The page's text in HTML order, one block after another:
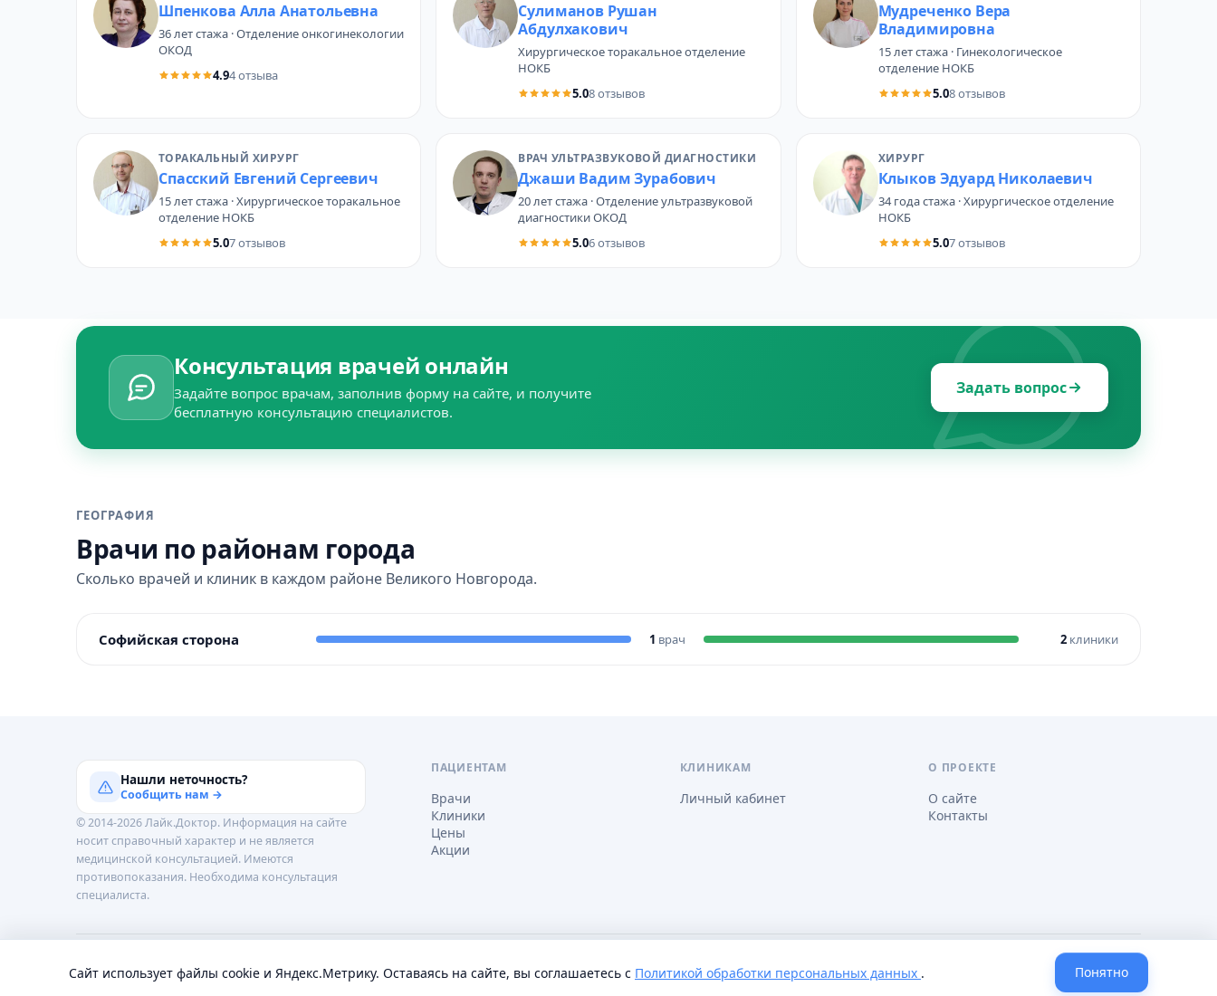
Шпенкова Алла Анатольевна
36 лет стажа · Отделение онкогинекологии
ОКОД
4.94 отзыва
Сулиманов Рушан
Абдулхакович
Хирургическое торакальное отделение
НОКБ
5.08 отзывов
Мудреченко Вера
Владимировна
15 лет стажа · Гинекологическое
отделение НОКБ
5.08 отзывов
ТОРАКАЛЬНЫЙ ХИРУРГ
Спасский Евгений Сергеевич
15 лет стажа · Хирургическое торакальное
отделение НОКБ
5.07 отзывов
ВРАЧ УЛЬТРАЗВУКОВОЙ ДИАГНОСТИКИ
Джаши Вадим Зурабович
20 лет стажа · Отделение ультразвуковой
диагностики ОКОД
5.06 отзывов
ХИРУРГ
Клыков Эдуард Николаевич
34 года стажа · Хирургическое отделение
НОКБ
5.07 отзывов
Консультация врачей онлайн
Задайте вопрос врачам, заполнив форму на сайте, и получите
бесплатную консультацию специалистов.
Задать вопрос
ГЕОГРАФИЯ
Врачи по районам города
Сколько врачей и клиник в каждом районе Великого Новгорода.
Софийская сторона 1 врач 2 клиники
Нашли неточность?
Сообщить нам →
© 2014-2026 Лайк.Доктор. Информация на сайте
носит справочный характер и не является
медицинской консультацией. Имеются
противопоказания. Необходима консультация
специалиста.
ПАЦИЕНТАМ
Врачи
Клиники
Цены
Акции
КЛИНИКАМ
Личный кабинет
О ПРОЕКТЕ
О сайте
Контакты
Сайт использует файлы cookie и Яндекс.Метрику. Оставаясь на сайте, вы соглашаетесь с Политикой обработки персональных данных . Понятно